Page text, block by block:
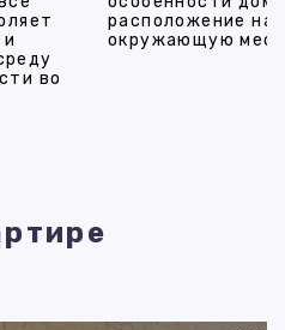
во
расположение на
окружающую